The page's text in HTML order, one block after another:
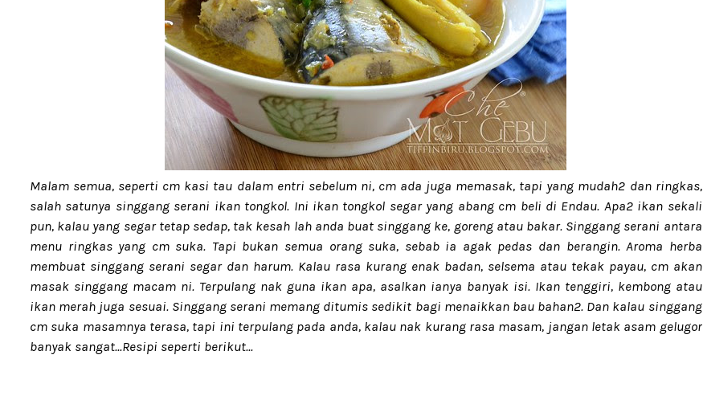
Malam semua, seperti cm kasi tau dalam entri sebelum ni, cm ada juga memasak, tapi yang mudah2 dan ringkas,
salah satunya singgang serani ikan tongkol. Ini ikan tongkol segar yang abang cm beli di Endau. Apa2 ikan sekali
pun, kalau yang segar tetap sedap, tak kesah lah anda buat singgang ke, goreng atau bakar. Singgang serani antara
menu ringkas yang cm suka. Tapi bukan semua orang suka, sebab ia agak pedas dan berangin. Aroma herba
membuat singgang serani segar dan harum. Kalau rasa kurang enak badan, selsema atau tekak payau, cm akan
masak singgang macam ni. Terpulang nak guna ikan apa, asalkan ianya banyak isi. Ikan tenggiri, kembong atau
ikan merah juga sesuai. Singgang serani memang ditumis sedikit bagi menaikkan bau bahan2. Dan kalau singgang
cm suka masamnya terasa, tapi ini terpulang pada anda, kalau nak kurang rasa masam, jangan letak asam gelugor
banyak sangat...Resipi seperti berikut...